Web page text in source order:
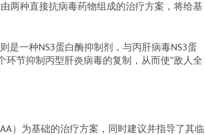
两种直接抗病毒药物组成的治疗方案，将给基
则是一种NS3蛋白酶抑制剂，与丙肝病毒NS3蛋
节抑制丙型肝炎病毒的复制，从而使“敌人全
）为基础的治疗方案，同时建议并指导了其临